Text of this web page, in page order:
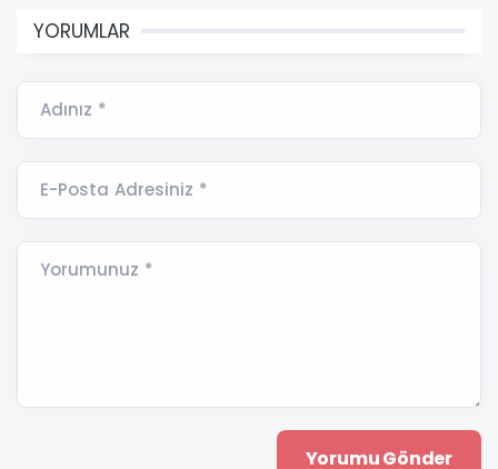
YORUMLAR
Adınız *
E-Posta Adresiniz *
Yorumunuz *